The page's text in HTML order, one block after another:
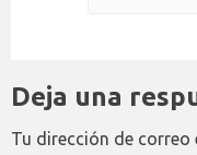
Deja una
Tu dirección de